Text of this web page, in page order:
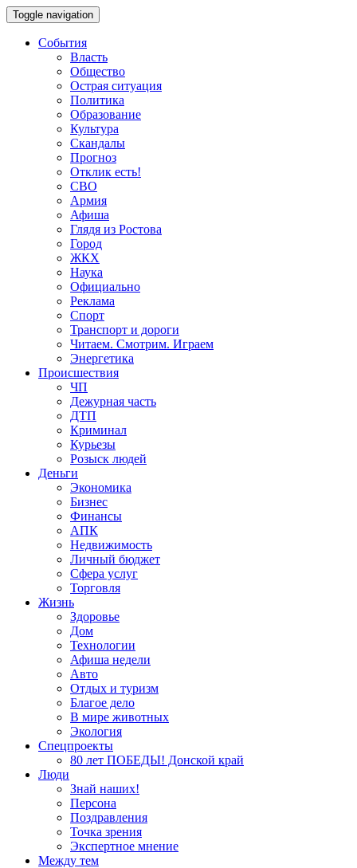
Toggle navigation
События
Власть
Общество
Острая ситуация
Политика
Образование
Культура
Скандалы
Прогноз
Отклик есть!
СВО
Армия
Афиша
Глядя из Ростова
Город
ЖКХ
Наука
Официально
Реклама
Спорт
Транспорт и дороги
Читаем. Смотрим. Играем
Энергетика
Происшествия
ЧП
Дежурная часть
ДТП
Криминал
Курьезы
Розыск людей
Деньги
Экономика
Бизнес
Финансы
АПК
Недвижимость
Личный бюджет
Сфера услуг
Торговля
Жизнь
Здоровье
Дом
Технологии
Афиша недели
Авто
Отдых и туризм
Благое дело
В мире животных
Экология
Спецпроекты
80 лет ПОБЕДЫ! Донской край
Люди
Знай наших!
Персона
Поздравления
Точка зрения
Экспертное мнение
Между тем